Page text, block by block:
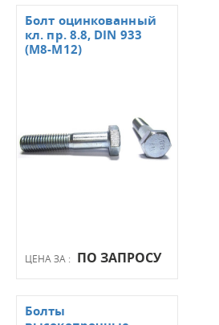
ЦЕНА ЗА : ПО ЗАПРОСУ
Болт оцинкованный
кл. пр. 8.8, DIN 933
(М8-М12)
Болты